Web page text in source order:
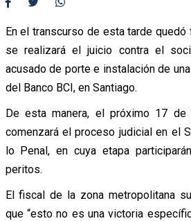
En el transcurso de esta tarde quedó
se realizará el juicio contra el
acusado de porte e instalación de
del Banco BCI, en Santiago.
De esta manera, el próximo 17
comenzará el proceso judicial en el
lo Penal, en cuya etapa
peritos.
El fiscal de la zona metropolitana
que “esto no es una victoria